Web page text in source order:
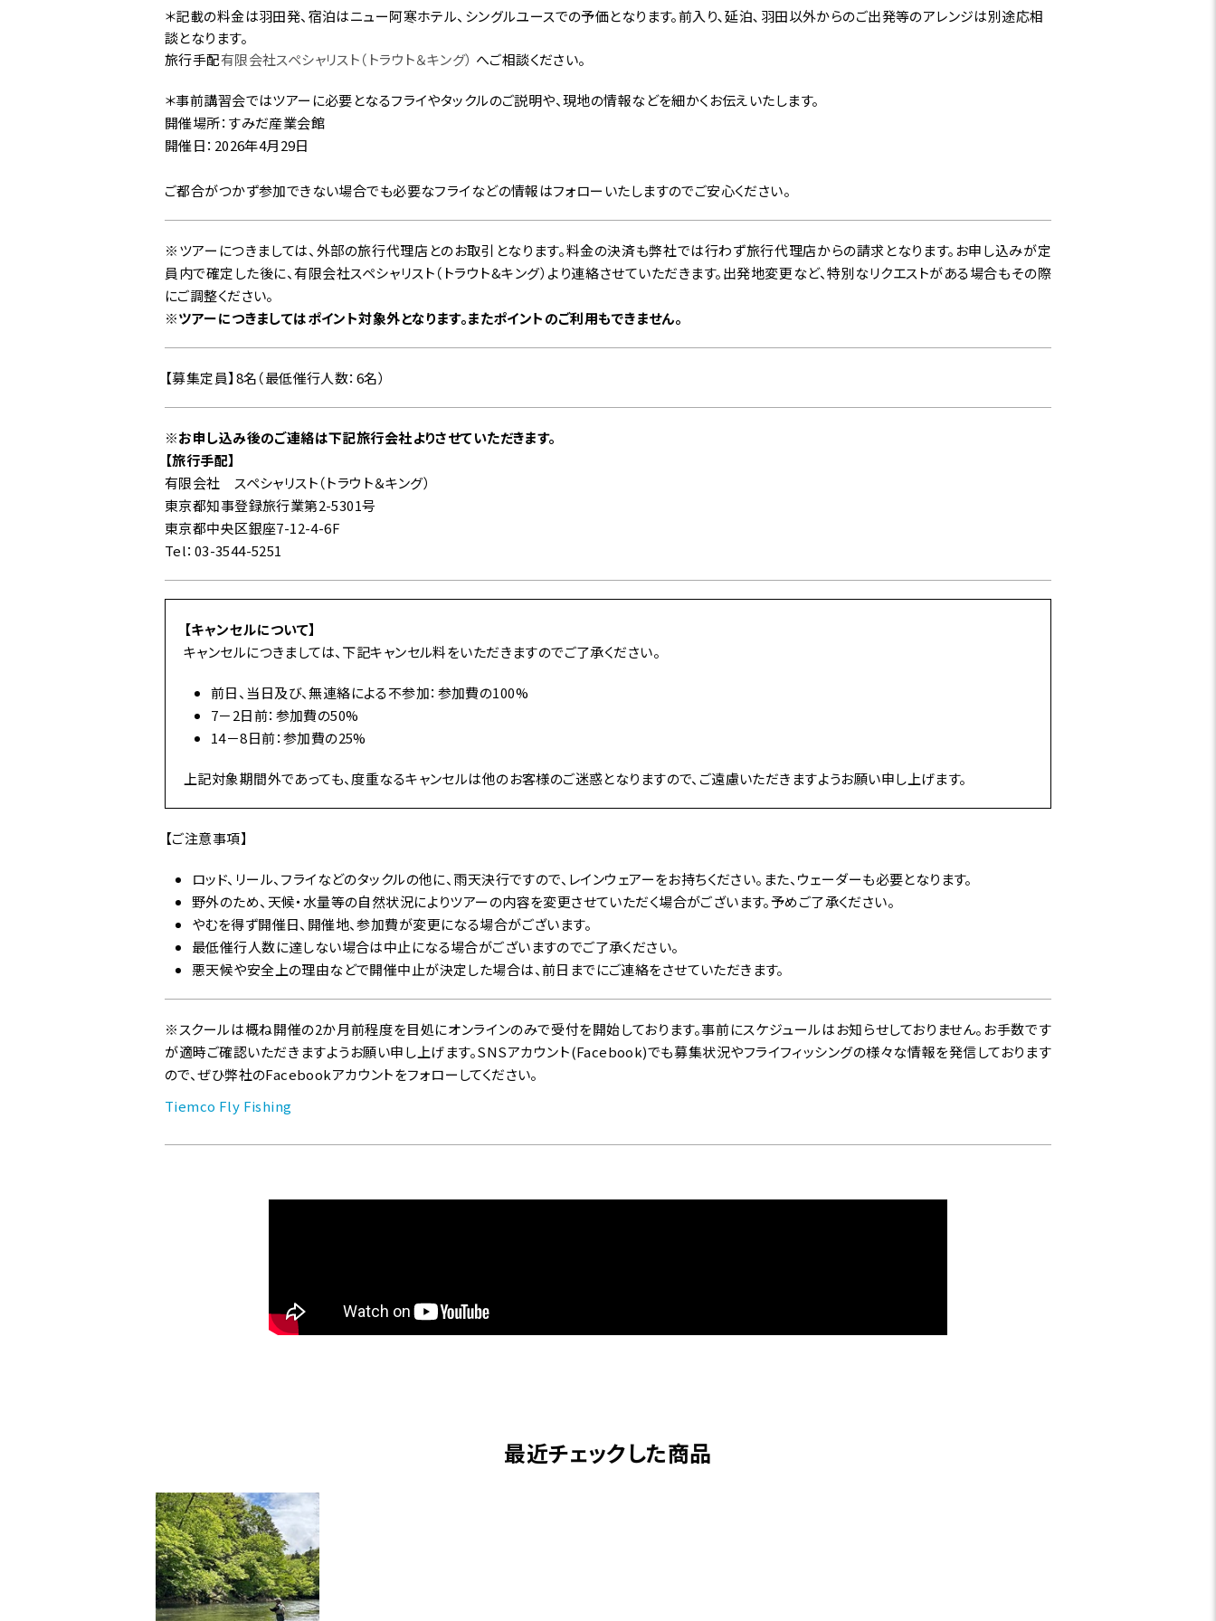
＊記載の料金は羽田発、宿泊はニュー阿寒ホテル、シングルユースでの予価となります。前入り､延泊､羽田以外からのご出発等のアレンジは別途応相
談となります。
旅行手配有限会社スペシャリスト（トラウト＆キング） へご相談ください。
＊事前講習会ではツアーに必要となるフライやタックルのご説明や、現地の情報などを細かくお伝えいたします。
開催場所：すみだ産業会館
開催日：2026年4月29日
ご都合がつかず参加できない場合でも必要なフライなどの情報はフォローいたしますのでご安心ください。
※ツアーにつきましては、外部の旅行代理店とのお取引となります。料金の決済も弊社では行わず旅行代理店からの請求となります。お申し込みが定
員内で確定した後に、有限会社スペシャリスト（トラウト&キング）より連絡させていただきます。出発地変更など、特別なリクエストがある場合もその際
にご調整ください。
※ツアーにつきましてはポイント対象外となります。またポイントのご利用もできません。
【募集定員】8名（最低催行人数：6名）
※お申し込み後のご連絡は下記旅行会社よりさせていただきます。
【旅行手配】
有限会社 スペシャリスト（トラウト＆キング）
東京都知事登録旅行業第2-5301号
東京都中央区銀座7-12-4-6F
Tel：03-3544-5251
【キャンセルについて】
キャンセルにつきましては、下記キャンセル料をいただきますのでご了承ください。
前日、当日及び、無連絡による不参加：参加費の100%
7－2日前：参加費の50%
14－8日前：参加費の25%
上記対象期間外であっても、度重なるキャンセルは他のお客様のご迷惑となりますので、ご遠慮いただきますようお願い申し上げます。
【ご注意事項】
ロッド、リール、フライなどのタックルの他に、雨天決行ですので、レインウェアーをお持ちください。また、ウェーダーも必要となります。
野外のため、天候・水量等の自然状況によりツアーの内容を変更させていただく場合がございます。予めご了承ください。
やむを得ず開催日、開催地、参加費が変更になる場合がございます。
最低催行人数に達しない場合は中止になる場合がございますのでご了承ください。
悪天候や安全上の理由などで開催中止が決定した場合は、前日までにご連絡をさせていただきます。
※スクールは概ね開催の2か月前程度を目処にオンラインのみで受付を開始しております。事前にスケジュールはお知らせしておりません。お手数です
が適時ご確認いただきますようお願い申し上げます。SNSアカウント(Facebook)でも募集状況やフライフィッシングの様々な情報を発信しております
ので、ぜひ弊社のFacebookアカウントをフォローしてください。
Tiemco Fly Fishing
最近チェックした商品